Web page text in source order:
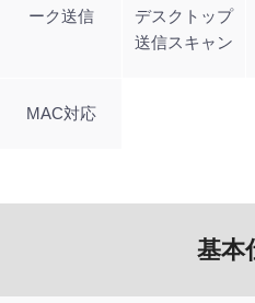
ーク送信
デスクトップ
送信スキャン
MAC対応
基本